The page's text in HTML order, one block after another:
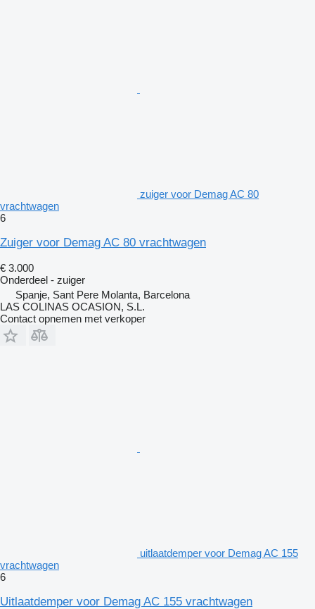
zuiger voor Demag AC 80
vrachtwagen
6
Zuiger voor Demag AC 80 vrachtwagen
€ 3.000
Onderdeel - zuiger
Spanje, Sant Pere Molanta, Barcelona
LAS COLINAS OCASION, S.L.
Contact opnemen met verkoper
uitlaatdemper voor Demag AC 155
vrachtwagen
6
Uitlaatdemper voor Demag AC 155 vrachtwagen